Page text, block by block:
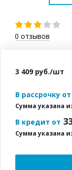
0 отзывов
3 409 руб./шт
В рассрочку от
Сумма указана
В кредит от
Сумма указана